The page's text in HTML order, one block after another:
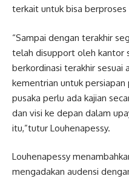
terkait untuk bisa
“Sampai dengan terakhir
telah disupport oleh kantor
berkordinasi terakhir sesuai
kementrian untuk
pusaka perlu ada kajian
dan visi ke depan dalam
itu,”tutur Louhenapessy.
Louhenapessy
mengadakan audensi